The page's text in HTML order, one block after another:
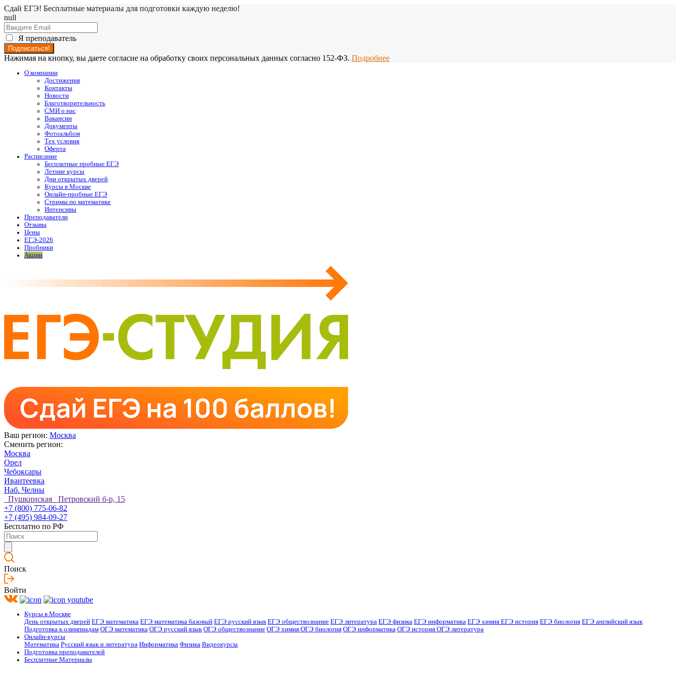
Сдай ЕГЭ! Бесплатные материалы для подготовки каждую неделю!
null
Я преподаватель
Нажимая на кнопку, вы даете согласие на обработку своих персональных данных согласно 152-ФЗ. Подробнее
О компании
Достижения
Контакты
Новости
Благотворительность
СМИ о нас
Вакансии
Документы
Фотоальбом
Тех условия
Оферта
Расписание
Бесплатные пробные ЕГЭ
Летние курсы
Дни открытых дверей
Курсы в Москве
Онлайн-пробные ЕГЭ
Стримы по математике
Интенсивы
Преподаватели
Отзывы
Цены
ЕГЭ-2026
Пробники
Акции
Ваш регион: Москва
Сменить регион:
Москва
Орел
Чебоксары
Ивантеевка
Наб. Челны
Пушкинская Петровский б-р, 15
+7 (800) 775-06-82
+7 (495) 984-09-27
Бесплатно по РФ
Поиск
Войти
Курсы в Москве
День открытых дверей ЕГЭ математика ЕГЭ математика базовый ЕГЭ русский язык ЕГЭ обществознание ЕГЭ литература ЕГЭ физика ЕГЭ информатика ЕГЭ химия ЕГЭ история ЕГЭ биология ЕГЭ английский язык
Подготовка к олимпиадам ОГЭ математика ОГЭ русский язык ОГЭ обществознание ОГЭ химия ОГЭ биология ОГЭ информатика ОГЭ история ОГЭ литература
Онлайн-курсы
Математика Русский язык и литература Информатика Физика Видеокурсы
Подготовка преподавателей
Бесплатные Материалы